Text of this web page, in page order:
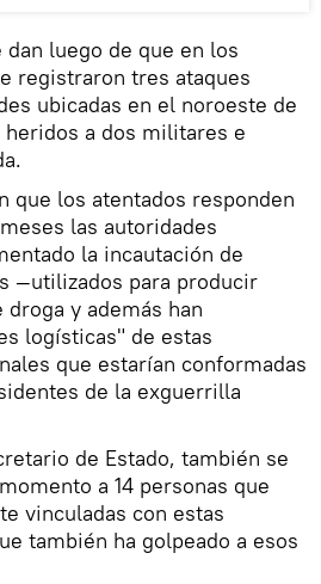
luego de que en los
registraron tres ataques
ubicadas en el noroeste de
heridos a dos militares e
que los atentados responden
las autoridades
la incautación de
—utilizados para producir
y además han
logísticas" de estas
que estarían conformadas
de la exguerrilla
de Estado, también se
a 14 personas que
vinculadas con estas
también ha golpeado a esos